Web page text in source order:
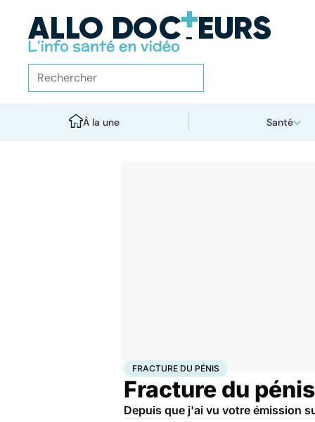
À la une Santé
AccueilSantéFracture du pénis
FRACTURE DU PÉNIS
Fracture du
Depuis que j'ai vu votre émission